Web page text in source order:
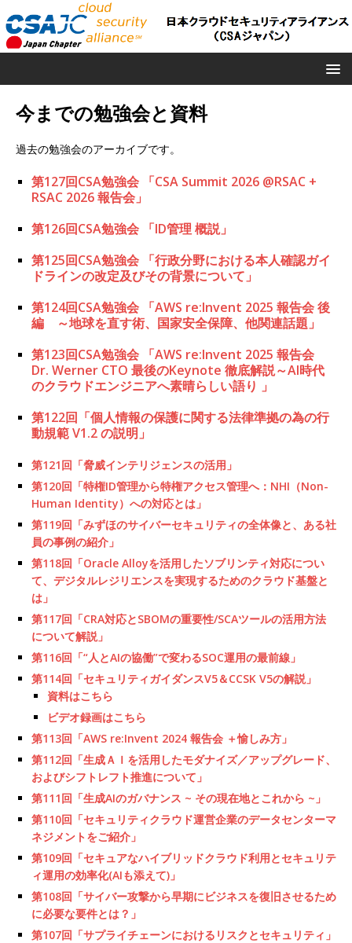
今までの勉強会と資料
過去の勉強会のアーカイブです。
第127回CSA勉強会 「CSA Summit 2026 @RSAC +
RSAC 2026 報告会」
第126回CSA勉強会 「ID管理 概説」
第125回CSA勉強会 「行政分野における本人確認ガイ
ドラインの改定及びその背景について」
第124回CSA勉強会 「AWS re:Invent 2025 報告会 後
編 ～地球を直す術、国家安全保障、他関連話題」
第123回CSA勉強会 「AWS re:Invent 2025 報告会
Dr. Werner CTO 最後のKeynote 徹底解説～AI時代
のクラウドエンジニアへ素晴らしい語り 」
第122回「個人情報の保護に関する法律準拠の為の行
動規範 V1.2 の説明」
第121回「脅威インテリジェンスの活用」
第120回「特権ID管理から特権アクセス管理へ：NHI（Non-
Human Identity）への対応とは」
第119回「みずほのサイバーセキュリティの全体像と、ある社
員の事例の紹介」
第118回「Oracle Alloyを活用したソブリンティ対応につい
て、デジタルレジリエンスを実現するためのクラウド基盤と
は」
第117回「CRA対応とSBOMの重要性/SCAツールの活用方法
について解説」
第116回「“人とAIの協働”で変わるSOC運用の最前線」
第114回「セキュリティガイダンスV5＆CCSK V5の解説」
資料はこちら
ビデオ録画はこちら
第113回「AWS re:Invent 2024 報告会 ＋愉しみ方」
第112回「生成ＡＩを活用したモダナイズ／アップグレード、
およびシフトレフト推進について」
第111回「生成AIのガバナンス ~ その現在地とこれから ~」
第110回「セキュリティクラウド運営企業のデータセンターマ
ネジメントをご紹介」
第109回「セキュアなハイブリッドクラウド利用とセキュリテ
ィ運用の効率化(AIも添えて)」
第108回「サイバー攻撃から早期にビジネスを復旧させるため
に必要な要件とは？」
第107回「サプライチェーンにおけるリスクとセキュリティ」